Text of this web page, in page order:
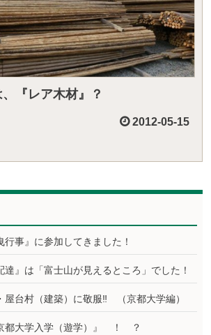
、『レア木材』？
2012-05-15
事』に参加してきました！
』は「富士山が見えるところ」でした！
屋台村（建築）に敬服‼ （京都大学編）
都大学入学（遊学）』 ！ ？